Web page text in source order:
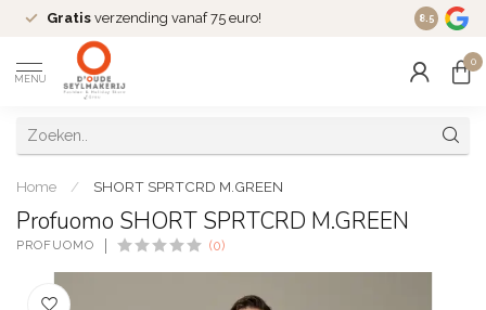
Gratis verzending vanaf 75 euro! Dé
8.5
MENU
0
Home / SHORT SPRTCRD M.GREEN
Profuomo SHORT SPRTCRD M.GREEN
PROFUOMO (0)